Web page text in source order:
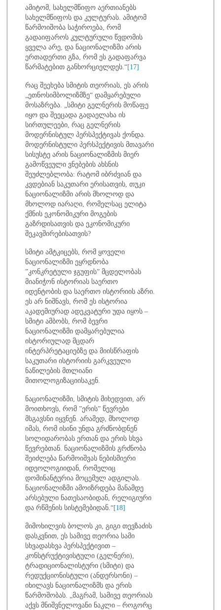
ამიტომ, სახელმწიფო აერთიანებს
სახელმწიფოს და კულტურას. ამიტომ
წარმოიშობა საჭიროება, რომ
გადაიფაროს კულტურული წვდომის
ყველა არე, და ნაციონალიზმი არის
ერთადერთი გზა, რომ ეს გადაფარვა
წარმატებით განხორციელდეს.“[17]
რაც შეეხება სმიტის თეორიას, ეს არის
„ეთნოსიმბოლიზმზე“ დამყარებული
მოსაზრება.
„სმიტი გელნერის მოწაფე
იყო და შეეცადა გადაელახა ის
სირთულეები, რაც გელნერის
მოდერნისტულ პერსპექტივას ქონდა.
მოდერნისტული პერსპექტივის მთავარი
სისუსტე არის ნაციონალიზმის მიერ
გამოწვეული ვნებების ახსნის
შეუძლებლობა: რატომ იბრძვიან და
კვდებიან საკუთარი ერისათვის, თუკი
ნაციონალიზმი არის მხოლოდ და
მხოლოდ იარაღი, რომელსაც ელიტა
ქმნის ეკონომიკური მოგების
გაზრდისათვის და ეკონომიკური
შეკავშირებისათვის?
სმიტი ამტკიცებს, რომ ყოველი
ნაციონალიზმი ეყრდნობა
”კონკრეტული ჯგუფის” მცდელობას
მიანიჭონ ისტორიას საერთო
იდენტობის და საერთო ისტორიის აზრი.
ეს არ ნიშნავს, რომ ეს ისტორია
აკადემიურად ადეკვატური უდა იყოს –
სმიტი ამბობს, რომ ბევრი
ნაციონალიზმი დამყარებულია
ისტორიულად მცდარ
ინტერპრეტაციებზე და მიისწრაფის
საკუთარი ისტორიის გარკვეული
ნაწილების მთლიანი
მითოლოგიზაციისაკენ.
ნაციონალიზმი, სმიტის მიხედვით, არ
მოითხოვს, რომ ”ერის” წევრები
მსგავსნი იყვნენ. არამედ, მხოლოდ
იმას, რომ ისინი უნდა გრძნობდნენ
სოლიდარობას ერთან და ერის სხვა
წევრებთან. ნაციონალიზმის გრძნობა
შეიძლება წარმოიშვას ნებისმიერი
იდეოლოგიიდან, რომელიც
დომინანტურია მოცემულ ადგილას.
ნაციონალიზმი ამოიზრდება მანამდე
არსებული ნათესაობიდან, რელიგიური
და რწმენის სისტემებიდან.“[18]
მიმოხილვის ბოლოს კი, გიგი თევზაძის
დასკვნით, ეს სამივე თეორია სამი
სხვადასხვა პერსპექტივით –
კონსტრუქტივისტული (გელნერი),
ტრადიციონალისტური (სმიტი) და
რედუქციონისტული (ანდერსონი) –
იხილავს ნაციონალიზმს და ერის
წარმოშობას. „მაგრამ, სამივე თეორიას
აქვს მნიშვნელოვანი ნაკლი – როგორც